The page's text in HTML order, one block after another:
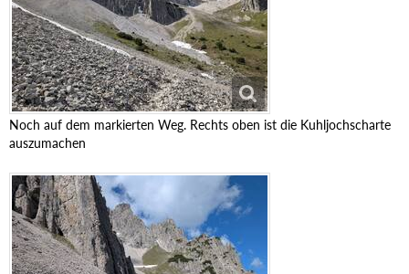
Noch auf dem markierten Weg. Rechts oben ist die Kuhljochscharte
auszumachen